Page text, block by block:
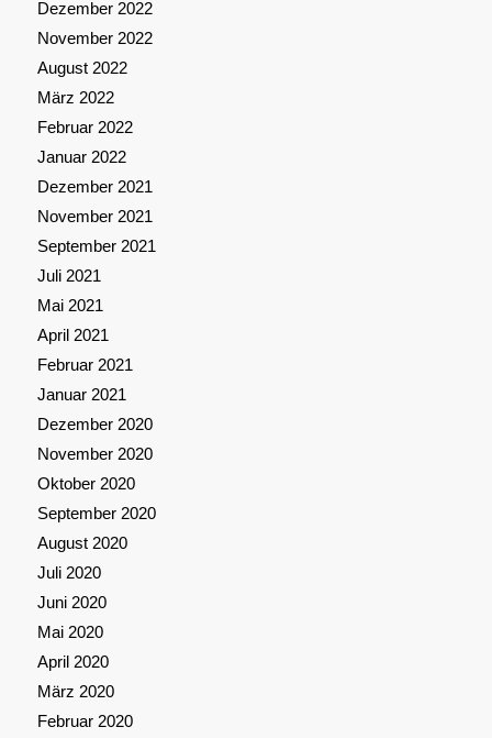
Dezember 2022
November 2022
August 2022
März 2022
Februar 2022
Januar 2022
Dezember 2021
November 2021
September 2021
Juli 2021
Mai 2021
April 2021
Februar 2021
Januar 2021
Dezember 2020
November 2020
Oktober 2020
September 2020
August 2020
Juli 2020
Juni 2020
Mai 2020
April 2020
März 2020
Februar 2020